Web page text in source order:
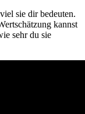
sie dir bedeuten.
kannst
sehr du sie